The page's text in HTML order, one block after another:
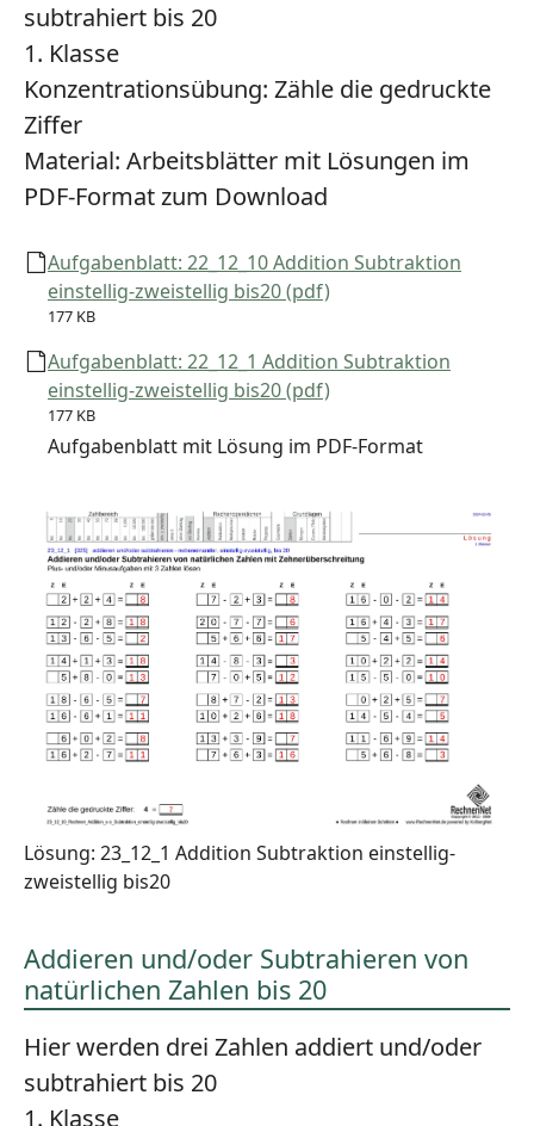
subtrahiert bis 20
1. Klasse
Konzentrationsübung: Zähle die gedruckte
Ziffer
Material: Arbeitsblätter mit Lösungen im
PDF-Format zum Download
Aufgabenblatt: 22_12_10 Addition Subtraktion
einstellig-zweistellig bis20 (pdf)
177 KB
Aufgabenblatt: 22_12_1 Addition Subtraktion
einstellig-zweistellig bis20 (pdf)
177 KB
Aufgabenblatt mit Lösung im PDF-Format
Lösung: 23_12_1 Addition Subtraktion einstellig-
zweistellig bis20
Addieren und/oder Subtrahieren von
natürlichen Zahlen bis 20
Hier werden drei Zahlen addiert und/oder
subtrahiert bis 20
1. Klasse